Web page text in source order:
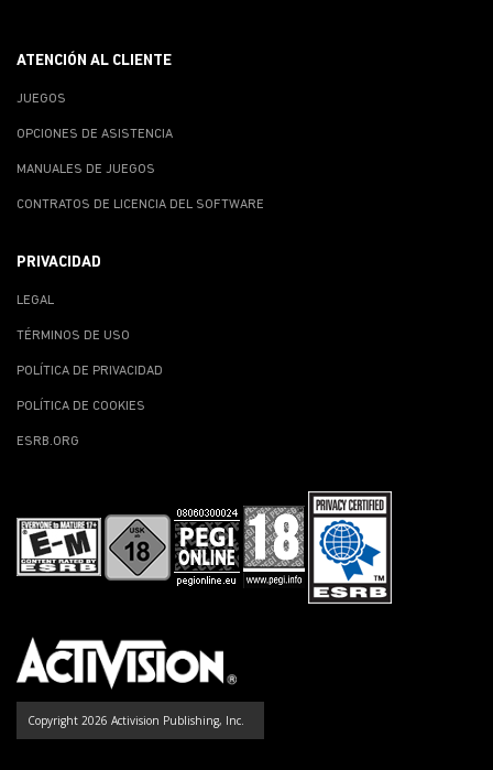
ATENCIÓN AL CLIENTE
JUEGOS
OPCIONES DE ASISTENCIA
MANUALES DE JUEGOS
CONTRATOS DE LICENCIA DEL SOFTWARE
PRIVACIDAD
LEGAL
TÉRMINOS DE USO
POLÍTICA DE PRIVACIDAD
POLÍTICA DE COOKIES
ESRB.ORG
Copyright 2026 Activision Publishing, Inc.